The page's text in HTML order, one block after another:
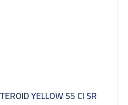
YELLOW S5 CI SR